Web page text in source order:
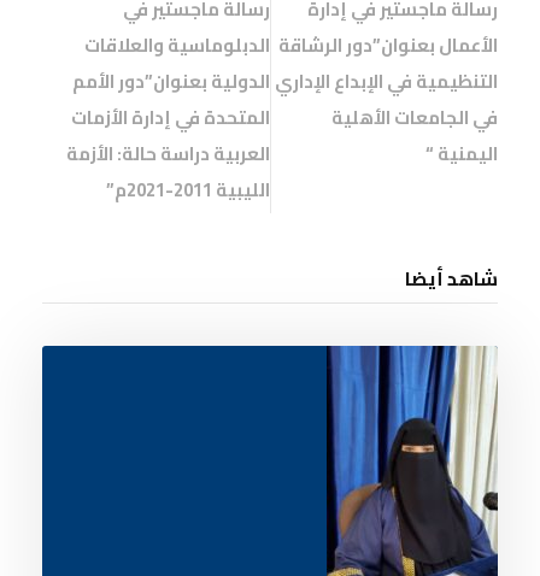
رسالة ماجستير في
الدبلوماسية والعلاقات
الدولية بعنوان”دور الأمم
المتحدة في إدارة الأزمات
العربية دراسة حالة: الأزمة
الليبية 2011-2021م”
رسالة ماجستير في إدارة
الأعمال بعنوان”دور الرشاقة
التنظيمية في الإبداع الإداري
في الجامعات الأهلية
اليمنية “
شاهد أيضا